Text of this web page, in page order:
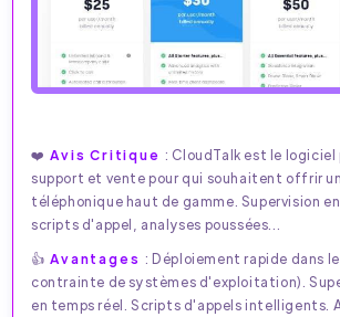
❤️ Avis Critique : CloudTalk est le logiciel
support et vente pour qui souhaitent offrir
téléphonique haut de gamme. Supervision en
scripts d'appel, analyses poussées...
👍 Avantages : Déploiement rapide dans
contrainte de systèmes d'exploitation).
en temps réel. Scripts d'appels intelligents.